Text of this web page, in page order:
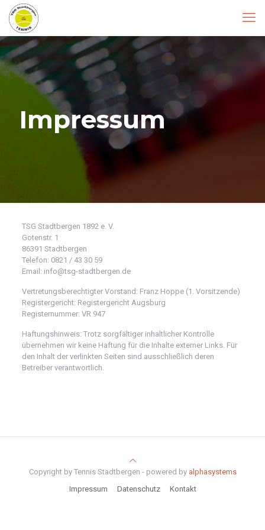
Impressum
TSG Stadtbergen 1892 e. V.
Gotenstr. 1
86391 Stadtbergen
Telefon: 0821 / 43 30 59
Email: info@tsg-stadtbergen.de
Vertretungsberechtigter Vorstand: Franz Hoppe (1. Vorsitzende)
Registergericht: Registergericht Augsburg
Registernummer: VR 947
Haftungshinweis: Trotz sorgfältiger inhaltlicher Kontrolle
übernehmen wir keine Haftung für die Inhalte externer Links. Für
den Inhalt der verlinkten Seiten sind ausschließlich deren
Betreiber verantwortlich.
Copyright by Tennis Stadtbergen - powered by alphasystems
Impressum
Datenschutz Kontakt